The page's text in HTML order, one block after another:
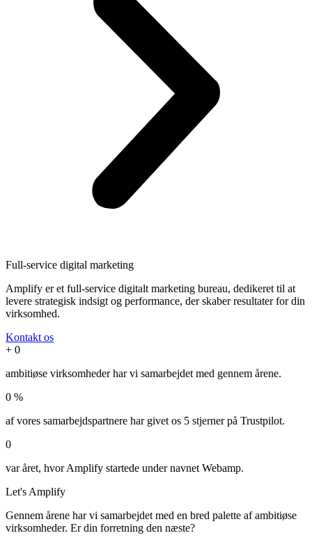
Full-service digital marketing
Amplify er et full-service digitalt marketing bureau, dedikeret til at
levere strategisk indsigt og performance, der skaber resultater for din
virksomhed.
Kontakt os
+ 0
ambitiøse virksomheder har vi samarbejdet med gennem årene.
0 %
af vores samarbejdspartnere har givet os 5 stjerner på Trustpilot.
0
var året, hvor Amplify startede under navnet Webamp.
Let's Amplify
Gennem årene har vi samarbejdet med en bred palette af ambitiøse
virksomheder. Er din forretning den næste?